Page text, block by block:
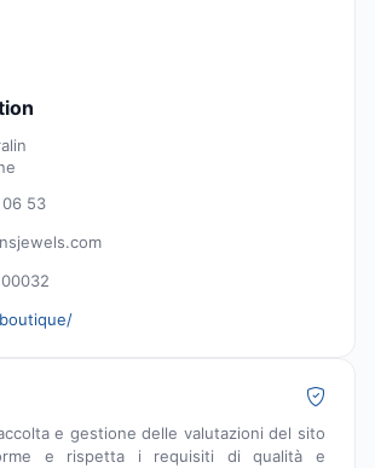
06 53
e gestione delle valutazioni del sito
e rispetta i requisiti di qualità e